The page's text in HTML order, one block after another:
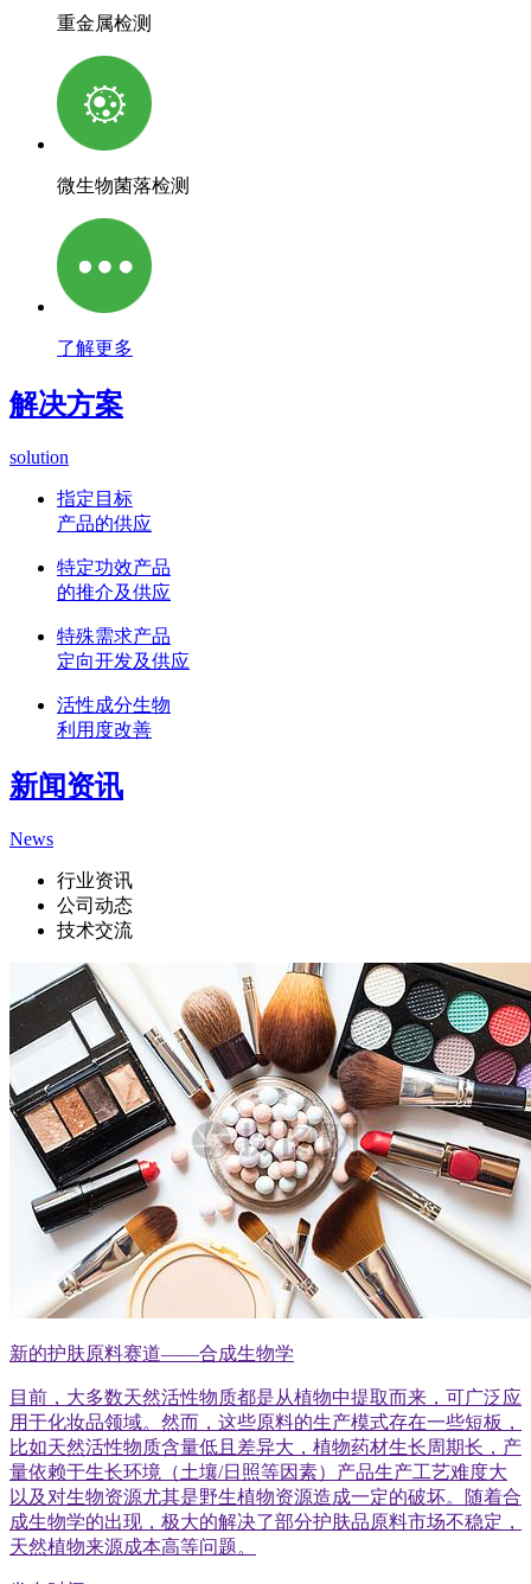
重金属检测
微生物菌落检测
了解更多
解决方案
solution
指定目标
产品的供应
特定功效产品
的推介及供应
特殊需求产品
定向开发及供应
活性成分生物
利用度改善
新闻资讯
News
行业资讯
公司动态
技术交流
新的护肤原料赛道——合成生物学
目前，大多数天然活性物质都是从植物中提取而来，可广泛应
用于化妆品领域。然而，这些原料的生产模式存在一些短板，
比如天然活性物质含量低且差异大，植物药材生长周期长，产
量依赖于生长环境（土壤/日照等因素）产品生产工艺难度大
以及对生物资源尤其是野生植物资源造成一定的破坏。随着合
成生物学的出现，极大的解决了部分护肤品原料市场不稳定，
天然植物来源成本高等问题。